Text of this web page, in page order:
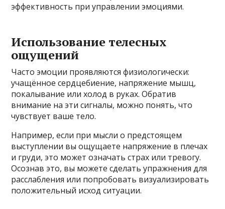
эффективность при управлении эмоциями.
Использование телесных
ощущений
Часто эмоции проявляются физиологически:
учащённое сердцебиение, напряжение мышц,
покалывание или холод в руках. Обратив
внимание на эти сигналы, можно понять, что
чувствует ваше тело.
Например, если при мысли о предстоящем
выступлении вы ощущаете напряжение в плечах
и груди, это может означать страх или тревогу.
Осознав это, вы можете сделать упражнения для
расслабления или попробовать визуализировать
положительный исход ситуации.